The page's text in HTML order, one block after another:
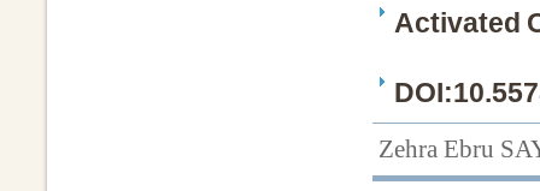
Activated
Zehra Ebru